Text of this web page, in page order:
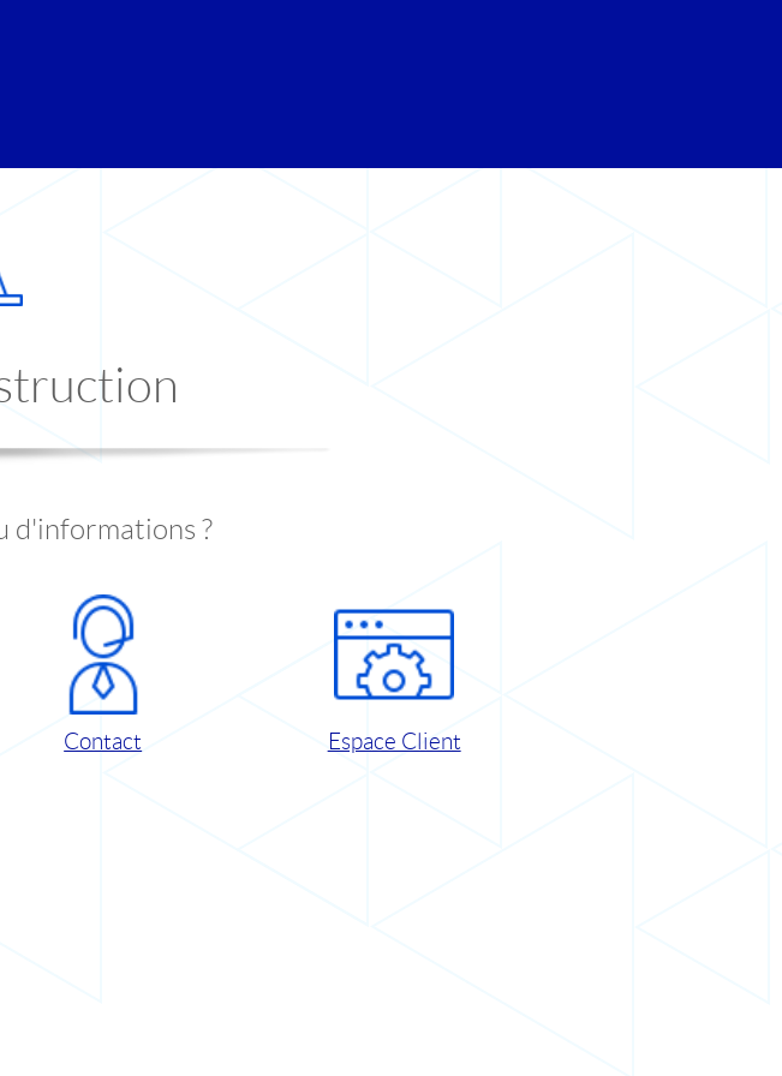
d'informations ?
Contact Espace Client